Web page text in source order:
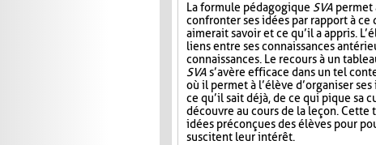
La formule pédagogique SVA permet
confronter ses idées par rapport à ce
aimerait savoir et ce qu’il a appris.
liens entre ses connaissances
connaissances. Le recours à un
SVAs’avère efficace dans un tel
où il permet à l’élève d’organiser
ce qu’il sait déjà, de ce qui pique sa
découvre au cours de la leçon.
idées préconçues des élèves pour
suscitent leur intérêt.